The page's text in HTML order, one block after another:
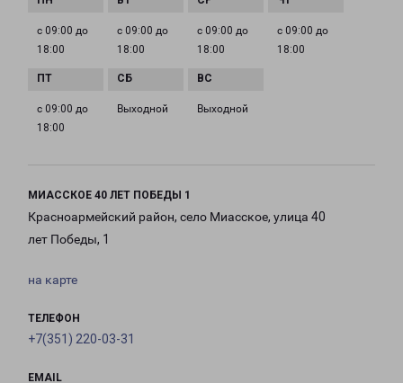
с 09:00 до
18:00
с 09:00 до
18:00
с 09:00 до
18:00
с 09:00 до
18:00
с 09:00 до
18:00
Выходной Выходной
МИАССКОЕ 40 ЛЕТ ПОБЕДЫ 1
Красноармейский район, село Миасское, улица 40
лет Победы, 1
на карте
ТЕЛЕФОН
+7(351) 220-03-31
EMAIL